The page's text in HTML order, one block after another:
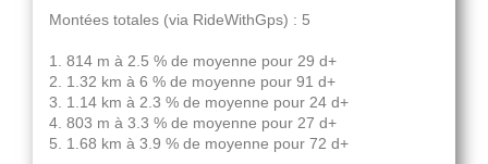
Montées totales (via RideWithGps) : 5
1. 814 m à 2.5 % de moyenne pour 29 d+
2. 1.32 km à 6 % de moyenne pour 91 d+
3. 1.14 km à 2.3 % de moyenne pour 24 d+
4. 803 m à 3.3 % de moyenne pour 27 d+
5. 1.68 km à 3.9 % de moyenne pour 72 d+